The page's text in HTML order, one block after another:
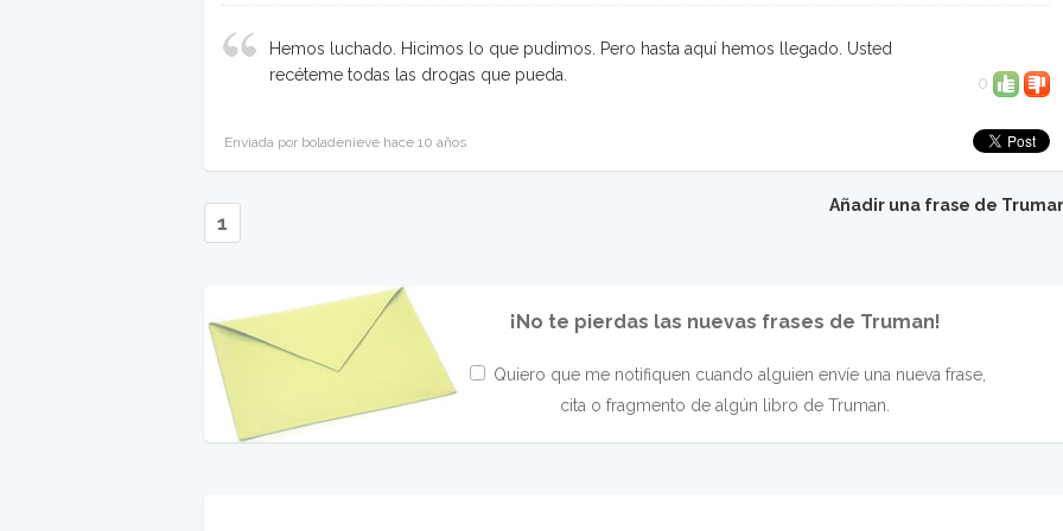
Hemos luchado. Hicimos lo que pudimos. Pero hasta aquí hemos llegado. Usted
recéteme todas las drogas que pueda.
0
Enviada por boladenieve hace 10 años
Añadir una frase de
1
¡No te pierdas las nuevas frases de Truman!
Quiero que me notifiquen cuando alguien envíe una nueva frase,
cita o fragmento de algún libro de Truman.